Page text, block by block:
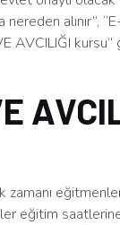
alınır”,
AVCILIĞI
eğitim